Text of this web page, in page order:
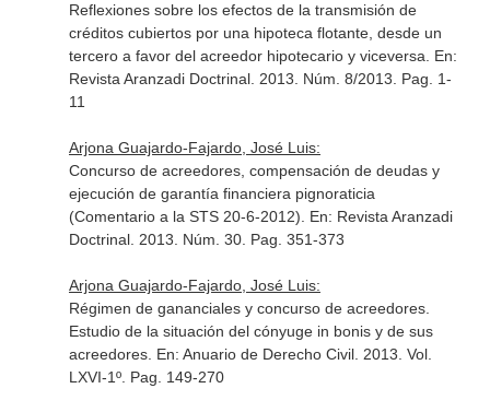
Reflexiones sobre los efectos de la transmisión de
créditos cubiertos por una hipoteca flotante, desde un
tercero a favor del acreedor hipotecario y viceversa. En:
Revista Aranzadi Doctrinal. 2013. Núm. 8/2013. Pag. 1-
11
Arjona Guajardo-Fajardo, José Luis:
Concurso de acreedores, compensación de deudas y
ejecución de garantía financiera pignoraticia
(Comentario a la STS 20-6-2012). En: Revista Aranzadi
Doctrinal. 2013. Núm. 30. Pag. 351-373
Arjona Guajardo-Fajardo, José Luis:
Régimen de gananciales y concurso de acreedores.
Estudio de la situación del cónyuge in bonis y de sus
acreedores. En: Anuario de Derecho Civil. 2013. Vol.
LXVI-1º. Pag. 149-270